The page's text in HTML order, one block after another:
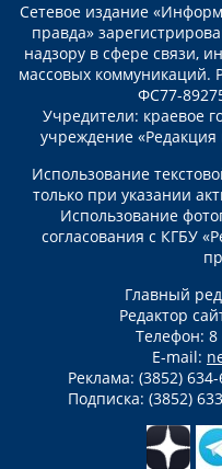
Сетевое издание
правда»
надзору в сфере связи,
массовых
ФС77-
Учредители: краевое
учреждение «Редакция
Использование
только при указании
Использование
согласования с КГБУ
Главный
Редактор
Телефон: 8
E-mail:
Реклама: (3852) 634-
Подписка: (3852)